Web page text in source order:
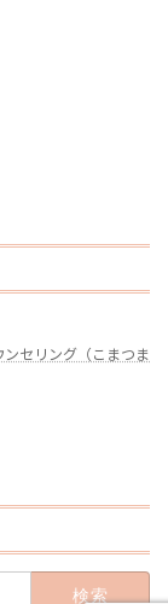
セリング（こまつま